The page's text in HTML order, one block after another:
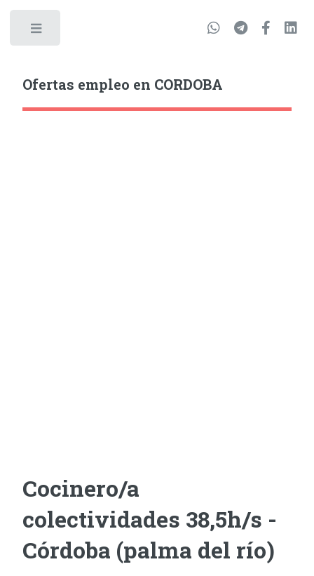
Ofertas empleo en CORDOBA
Cocinero/a
colectividades 38,5h/s -
Córdoba (palma del río)